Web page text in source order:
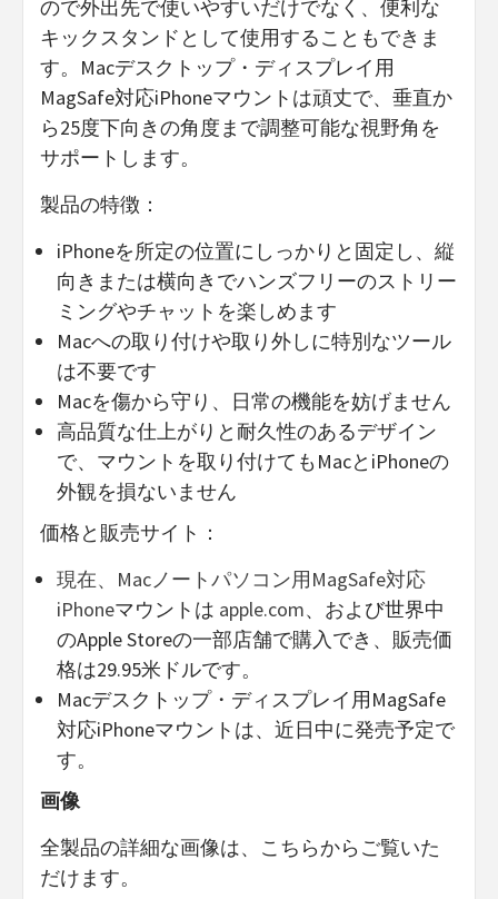
ので外出先で使いやすいだけでなく、便利な
キックスタンドとして使用することもできま
す。Macデスクトップ・ディスプレイ用
MagSafe対応iPhoneマウントは頑丈で、垂直か
ら25度下向きの角度まで調整可能な視野角を
サポートします。
製品の特徴：
iPhoneを所定の位置にしっかりと固定し、縦
向きまたは横向きでハンズフリーのストリー
ミングやチャットを楽しめます
Macへの取り付けや取り外しに特別なツール
は不要です
Macを傷から守り、日常の機能を妨げません
高品質な仕上がりと耐久性のあるデザイン
で、マウントを取り付けてもMacとiPhoneの
外観を損ないません
価格と販売サイト：
現在、Macノートパソコン用MagSafe対応
iPhoneマウントは apple.com、および世界中
のApple Storeの一部店舗で購入でき、販売価
格は29.95米ドルです。
Macデスクトップ・ディスプレイ用MagSafe
対応iPhoneマウントは、近日中に発売予定で
す。
画像
全製品の詳細な画像は、こちらからご覧いた
だけます。